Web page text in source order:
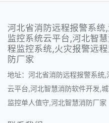
河北省消防远程报警系
监控系统云平台,河北智
程监控系统,火灾报警远
防厂家
地址：河北省消防远程报警系统
云平台,河北智慧消防软件开发,
监控单人值守,河北智慧消防厂家